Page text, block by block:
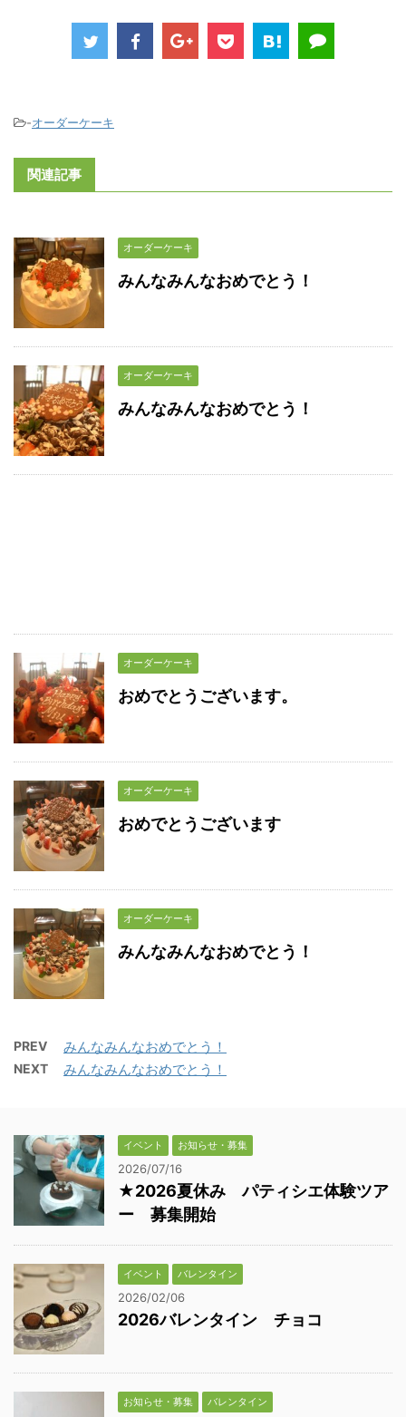
-オーダーケーキ
関連記事
オーダーケーキ
みんなみんなおめでとう！
オーダーケーキ
みんなみんなおめでとう！
オーダーケーキ
おめでとうございます。
オーダーケーキ
おめでとうございます
オーダーケーキ
みんなみんなおめでとう！
PREV みんなみんなおめでとう！
NEXT みんなみんなおめでとう！
イベント お知らせ・募集
2026/07/16
★2026夏休み パティシエ体験ツア
ー 募集開始
イベント バレンタイン
2026/02/06
2026バレンタイン チョコ
お知らせ・募集 バレンタイン